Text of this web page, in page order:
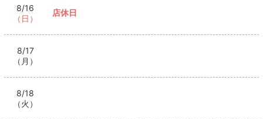
8/16
（日）
店休日
8/17
（月）
8/18
（火）